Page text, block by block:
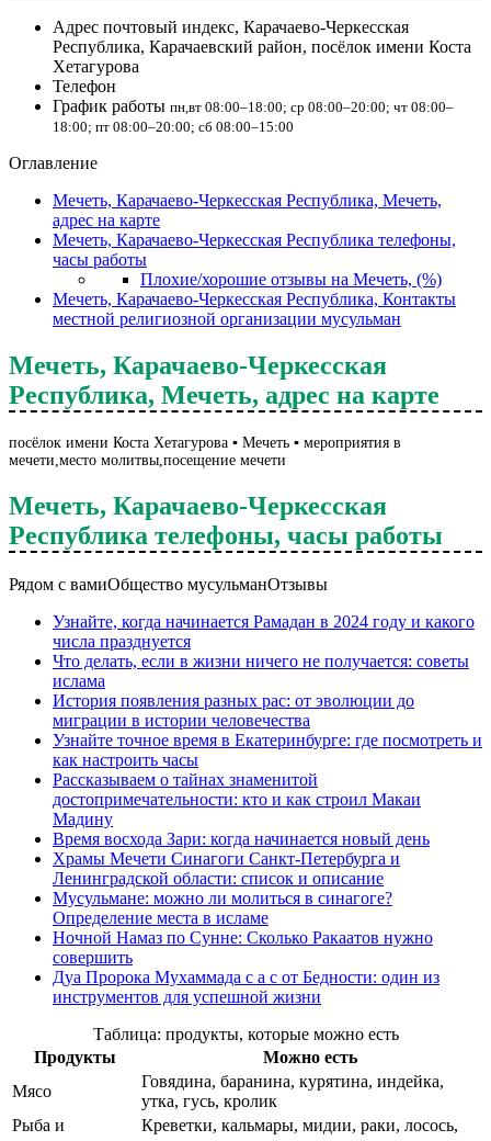
Адрес почтовый индекс, Карачаево-Черкесская
Республика, Карачаевский район, посёлок имени Коста
Хетагурова
Телефон
График работы пн,вт 08:00–18:00; ср 08:00–20:00; чт 08:00–
18:00; пт 08:00–20:00; сб 08:00–15:00
Оглавление
Мечеть, Карачаево-Черкесская Республика, Мечеть,
адрес на карте
Мечеть, Карачаево-Черкесская Республика телефоны,
часы работы
Плохие/хорошие отзывы на Мечеть, (%)
Мечеть, Карачаево-Черкесская Республика, Контакты
местной религиозной организации мусульман
Мечеть, Карачаево-Черкесская
Республика, Мечеть, адрес на карте
посёлок имени Коста Хетагурова ▪️ Мечеть ▪️ мероприятия в
мечети,место молитвы,посещение мечети
Мечеть, Карачаево-Черкесская
Республика телефоны, часы работы
Рядом с вамиОбщество мусульманОтзывы
Узнайте, когда начинается Рамадан в 2024 году и какого
числа празднуется
Что делать, если в жизни ничего не получается: советы
ислама
История появления разных рас: от эволюции до
миграции в истории человечества
Узнайте точное время в Екатеринбурге: где посмотреть и
как настроить часы
Рассказываем о тайнах знаменитой
достопримечательности: кто и как строил Макаи
Мадину
Время восхода Зари: когда начинается новый день
Храмы Мечети Синагоги Санкт-Петербурга и
Ленинградской области: список и описание
Мусульмане: можно ли молиться в синагоге?
Определение места в исламе
Ночной Намаз по Сунне: Сколько Ракаатов нужно
совершить
Дуа Пророка Мухаммада с а с от Бедности: один из
инструментов для успешной жизни
Таблица: продукты, которые можно есть
Продукты
Можно есть
Мясо
Говядина, баранина, курятина, индейка,
утка, гусь, кролик
Рыба и
Креветки, кальмары, мидии, раки, лосось,